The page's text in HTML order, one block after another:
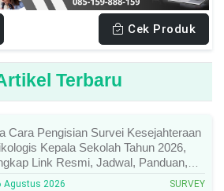
Cek Produk
Terbaru
Cara Pengisian Survei Kesejahteraan
Kepala Sekolah Tahun 2026,
Link Resmi, Jadwal, Panduan,
Hal Yang Wajib Diperhatikan!
Agustus 2026 SURVEY